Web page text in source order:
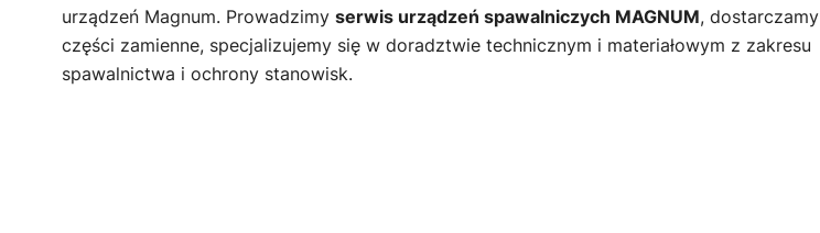
urządzeń Magnum. Prowadzimy serwis urządzeń spawalniczych MAGNUM, dostarczamy
części zamienne, specjalizujemy się w doradztwie technicznym i materiałowym z zakresu
spawalnictwa i ochrony stanowisk.